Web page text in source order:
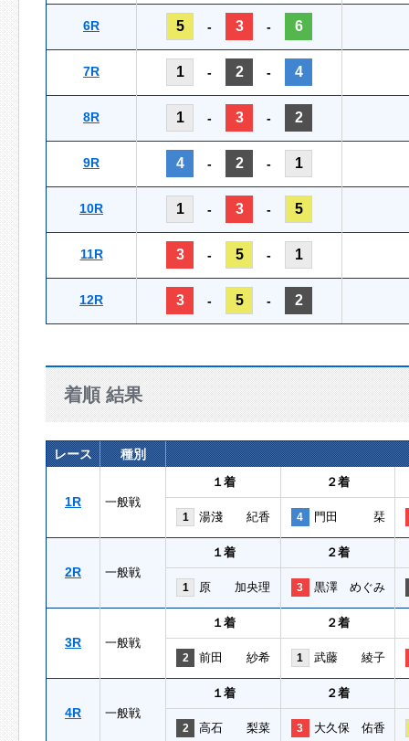
6R 5 - 3 - 6
7R 1 - 2 - 4
8R 1 - 3 - 2
9R 4 - 2 - 1
10R 1 - 3 - 5
11R 3 - 5 - 1
12R 3 - 5 - 2
着順 結果
レース 種別
1R 一般戦
１着 ２着
1 湯淺 紀香 4 門田 栞
2R 一般戦
１着 ２着
1 原 加央理 3 黒澤 めぐみ
3R 一般戦
１着 ２着
2 前田 紗希 1 武藤 綾子
4R 一般戦
１着 ２着
2 高石 梨菜 3 大久保 佑香